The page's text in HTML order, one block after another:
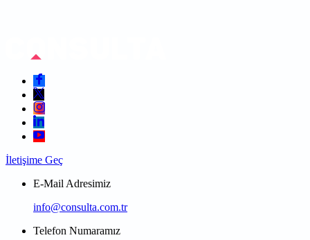
İletişime Geç
E-Mail Adresimiz
info@consulta.com.tr
Telefon Numaramız